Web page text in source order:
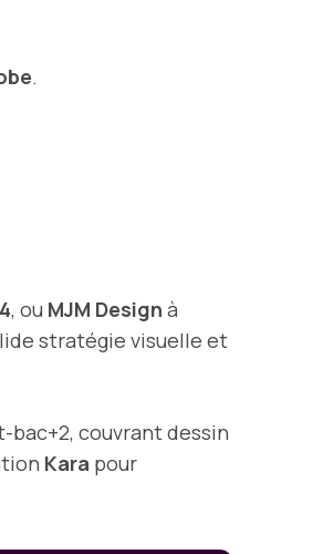
.
, ou MJM Design à
stratégie visuelle et
bac+2, couvrant dessin
Kara pour